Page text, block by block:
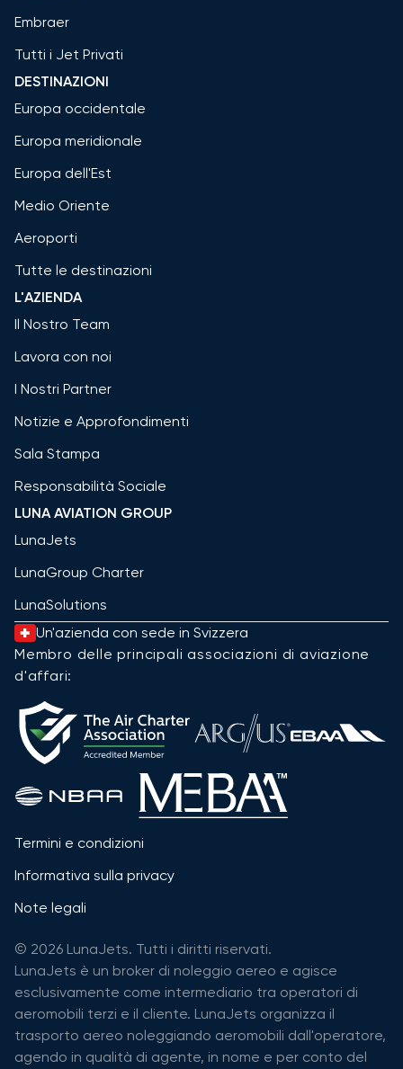
Embraer
Tutti i Jet Privati
DESTINAZIONI
Europa occidentale
Europa meridionale
Europa dell'Est
Medio Oriente
Aeroporti
Tutte le destinazioni
L'AZIENDA
Il Nostro Team
Lavora con noi
I Nostri Partner
Notizie e Approfondimenti
Sala Stampa
Responsabilità Sociale
LUNA AVIATION GROUP
LunaJets
LunaGroup Charter
LunaSolutions
Un'azienda con sede in Svizzera
Membro delle principali associazioni di aviazione
d'affari:
Termini e condizioni
Informativa sulla privacy
Note legali
© 2026 LunaJets. Tutti i diritti riservati.
LunaJets è un broker di noleggio aereo e agisce
esclusivamente come intermediario tra operatori di
aeromobili terzi e il cliente. LunaJets organizza il
trasporto aereo noleggiando aeromobili dall'operatore,
agendo in qualità di agente, in nome e per conto del